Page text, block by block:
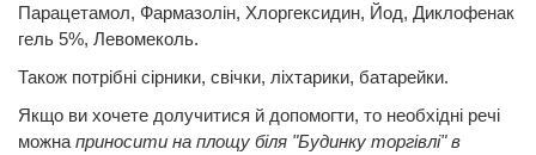
Парацетамол, Фармазолін, Хлоргексидин, Йод, Диклофенак
гель 5%, Левомеколь.
Також потрібні сірники, свічки, ліхтарики, батарейки.
Якщо ви хочете долучитися й допомогти, то необхідні речі
можна приносити на площу біля "Будинку торгівлі" в